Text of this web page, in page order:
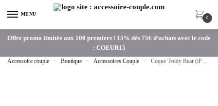
MENU
0
Offre promo limitée aux 100 premiers ! 15% dès 75€ d’achats avec le code
: COEUR15
Accessoire couple » Boutique » Accessoires Couple » Coque Teddy Bear (iPhone)